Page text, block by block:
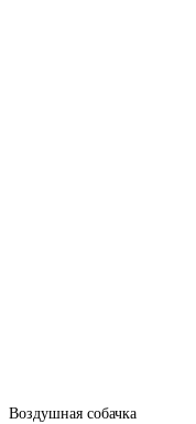
Воздушная собачка